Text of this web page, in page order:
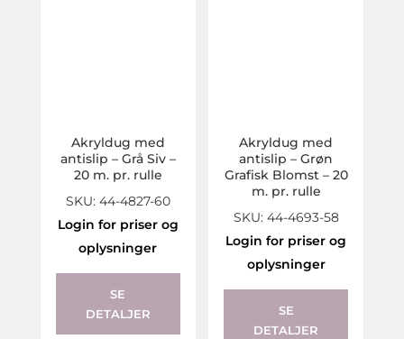
Akryldug med
antislip – Grå Siv –
20 m. pr. rulle
SKU: 44-4827-60
Login for priser og
oplysninger
SE
DETALJER
Akryldug med
antislip – Grøn
Grafisk Blomst – 20
m. pr. rulle
SKU: 44-4693-58
Login for priser og
oplysninger
SE
DETALJER